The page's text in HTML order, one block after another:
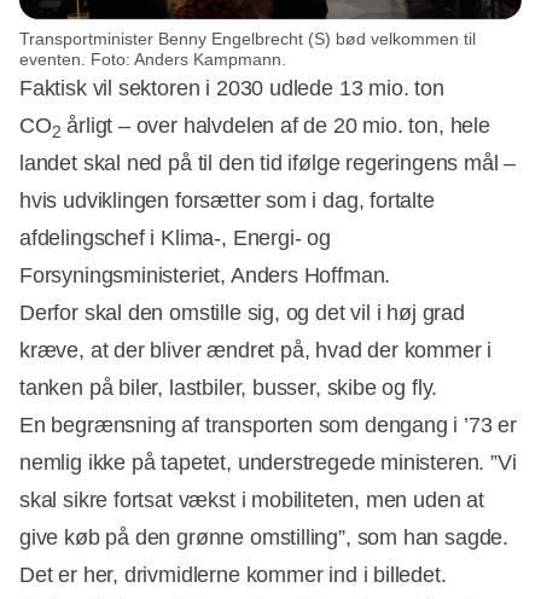
Transportminister Benny Engelbrecht (S) bød velkommen til
eventen. Foto: Anders Kampmann.
Faktisk vil sektoren i 2030 udlede 13 mio. ton
CO2 årligt – over halvdelen af de 20 mio. ton, hele
landet skal ned på til den tid ifølge regeringens mål –
hvis udviklingen forsætter som i dag, fortalte
afdelingschef i Klima-, Energi- og
Forsyningsministeriet, Anders Hoffman.
Derfor skal den omstille sig, og det vil i høj grad
kræve, at der bliver ændret på, hvad der kommer i
tanken på biler, lastbiler, busser, skibe og fly.
En begrænsning af transporten som dengang i ’73 er
nemlig ikke på tapetet, understregede ministeren. ”Vi
skal sikre fortsat vækst i mobiliteten, men uden at
give køb på den grønne omstilling”, som han sagde.
Det er her, drivmidlerne kommer ind i billedet.